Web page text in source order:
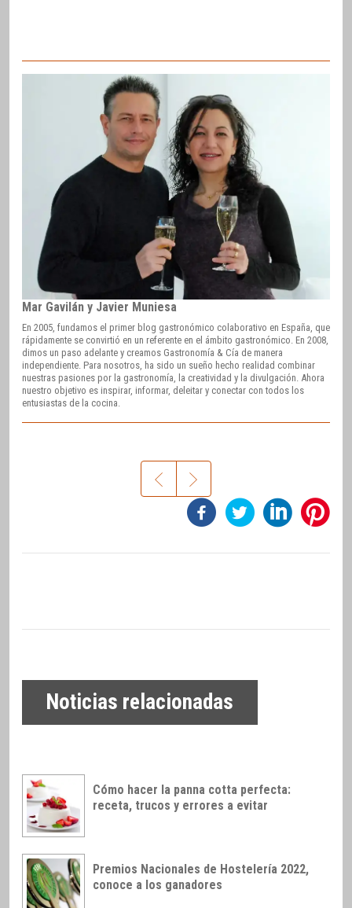
Mar Gavilán y Javier Muniesa
En 2005, fundamos el primer blog gastronómico colaborativo en España, que
rápidamente se convirtió en un referente en el ámbito gastronómico. En 2008,
dimos un paso adelante y creamos Gastronomía & Cía de manera
independiente. Para nosotros, ha sido un sueño hecho realidad combinar
nuestras pasiones por la gastronomía, la creatividad y la divulgación. Ahora
nuestro objetivo es inspirar, informar, deleitar y conectar con todos los
entusiastas de la cocina.
Noticias relacionadas
Cómo hacer la panna cotta perfecta:
receta, trucos y errores a evitar
Premios Nacionales de Hostelería 2022,
conoce a los ganadores